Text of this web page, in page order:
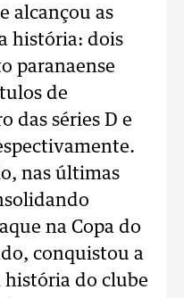
alcançou as
história: dois
paranaense
de
das séries D e
nas últimas
na Copa do
conquistou a
história do clube